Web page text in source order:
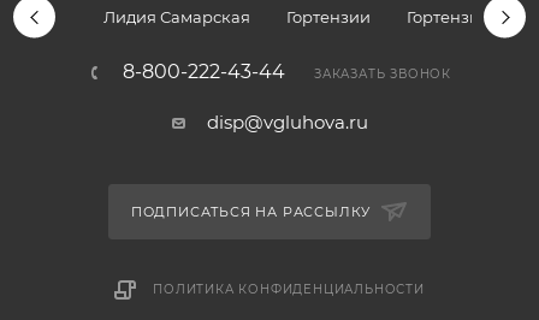
Лидия Самарская Гортензии Гортензии
8-800-222-43-44 ЗАКАЗАТЬ ЗВОНОК
disp@vgluhova.ru
ПОДПИСАТЬСЯ НА РАССЫЛКУ
ПОЛИТИКА КОНФИДЕНЦИАЛЬНОСТИ